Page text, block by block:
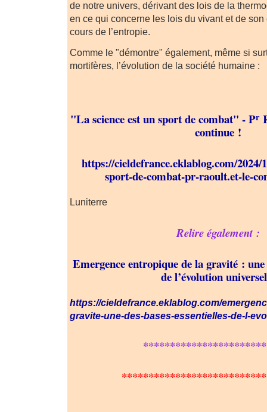
de notre univers, dérivant des lois de la
en ce qui concerne les lois du vivant et de
cours de l’entropie.
Comme le "démontre" également, même si
mortifères, l’évolution de la société humaine :
"La science est un sport de combat" - Pr
continue !
https://cieldefrance.eklablog.com/2024/
sport-de-combat-pr-raoult.et-le-
Luniterre
Relire également :
Emergence entropique de la gravité : une
de l’évolution
https://cieldefrance.eklablog.com/
gravite-une-des-bases-essentielles-de-l-